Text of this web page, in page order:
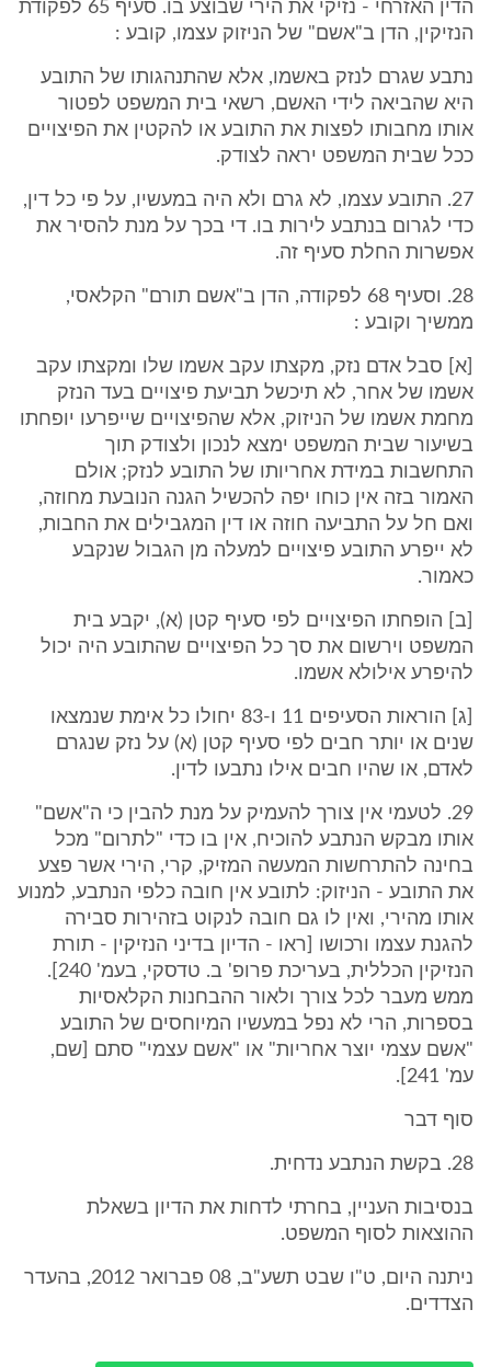
הדין האזרחי - נזיקי את הירי שבוצע בו. סעיף 65 לפקודת
הנזיקין, הדן ב"אשם" של הניזוק עצמו, קובע :
נתבע שגרם לנזק באשמו, אלא שהתנהגותו של התובע
היא שהביאה לידי האשם, רשאי בית המשפט לפטור
אותו מחבותו לפצות את התובע או להקטין את הפיצויים
ככל שבית המשפט יראה לצודק.
27. התובע עצמו, לא גרם ולא היה במעשיו, על פי כל דין,
כדי לגרום בנתבע לירות בו. די בכך על מנת להסיר את
אפשרות החלת סעיף זה.
28. וסעיף 68 לפקודה, הדן ב"אשם תורם" הקלאסי,
ממשיך וקובע :
[א] סבל אדם נזק, מקצתו עקב אשמו שלו ומקצתו עקב
אשמו של אחר, לא תיכשל תביעת פיצויים בעד הנזק
מחמת אשמו של הניזוק, אלא שהפיצויים שייפרעו יופחתו
בשיעור שבית המשפט ימצא לנכון ולצודק תוך
התחשבות במידת אחריותו של התובע לנזק; אולם
האמור בזה אין כוחו יפה להכשיל הגנה הנובעת מחוזה,
ואם חל על התביעה חוזה או דין המגבילים את החבות,
לא ייפרע התובע פיצויים למעלה מן הגבול שנקבע
כאמור.
[ב] הופחתו הפיצויים לפי סעיף קטן (א), יקבע בית
המשפט וירשום את סך כל הפיצויים שהתובע היה יכול
להיפרע אילולא אשמו.
[ג] הוראות הסעיפים 11 ו-83 יחולו כל אימת שנמצאו
שנים או יותר חבים לפי סעיף קטן (א) על נזק שנגרם
לאדם, או שהיו חבים אילו נתבעו לדין.
29. לטעמי אין צורך להעמיק על מנת להבין כי ה"אשם"
אותו מבקש הנתבע להוכיח, אין בו כדי "לתרום" מכל
בחינה להתרחשות המעשה המזיק, קרי, הירי אשר פצע
את התובע - הניזוק: לתובע אין חובה כלפי הנתבע, למנוע
אותו מהירי, ואין לו גם חובה לנקוט בזהירות סבירה
להגנת עצמו ורכושו [ראו - הדיון בדיני הנזיקין - תורת
הנזיקין הכללית, בעריכת פרופ' ב. טדסקי, בעמ' 240].
ממש מעבר לכל צורך ולאור ההבחנות הקלאסיות
בספרות, הרי לא נפל במעשיו המיוחסים של התובע
"אשם עצמי יוצר אחריות" או "אשם עצמי" סתם [שם,
עמ' 241].
סוף דבר
28. בקשת הנתבע נדחית.
בנסיבות העניין, בחרתי לדחות את הדיון בשאלת
ההוצאות לסוף המשפט.
ניתנה היום, ט"ו שבט תשע"ב, 08 פברואר 2012, בהעדר
הצדדים.